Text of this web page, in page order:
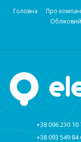
Головна Про
+38 096 230 10
+38 093 549 84